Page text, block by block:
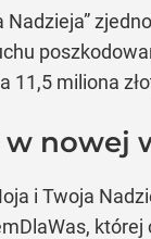
Nadzieja”
11,5 miliona
w nowej
i Twoja